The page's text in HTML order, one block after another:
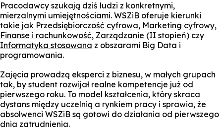
Pracodawcy szukają dziś ludzi z konkretnymi,
mierzalnymi umiejętnościami. WSZiB oferuje kierunki
takie jak Przedsiębiorczość cyfrowa, Marketing cyfrowy,
Finanse i rachunkowość, Zarządzanie (II stopień) czy
Informatyka stosowana z obszarami Big Data i
programowania.
Zajęcia prowadzą eksperci z biznesu, w małych grupach
tak, by student rozwijał realne kompetencje już od
pierwszego roku. To model kształcenia, który skraca
dystans między uczelnią a rynkiem pracy i sprawia, że
absolwenci WSZiB są gotowi do działania od pierwszego
dnia zatrudnienia.